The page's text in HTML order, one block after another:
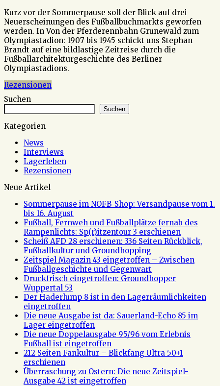
Kurz vor der Sommerpause soll der Blick auf drei
Neuerscheinungen des Fußballbuchmarkts geworfen
werden. In Von der Pferderennbahn Grunewald zum
Olympiastadion: 1907 bis 1945 schickt uns Stephan
Brandt auf eine bildlastige Zeitreise durch die
Fußballarchitekturgeschichte des Berliner
Olympiastadions.
Rezensionen
Suchen
Suchen
Kategorien
News
Interviews
Lagerleben
Rezensionen
Neue Artikel
Sommerpause im NOFB-Shop: Versandpause vom 1.
bis 16. August
Fußball, Fernweh und Fußballplätze fernab des
Rampenlichts: Sp(r)itzentour 3 erschienen
Scheiß AFD 28 erschienen: 336 Seiten Rückblick,
Fußballkultur und Groundhopping
Zeitspiel Magazin 43 eingetroffen – Zwischen
Fußballgeschichte und Gegenwart
Druckfrisch eingetroffen: Groundhopper
Wuppertal 53
Der Haderlump 8 ist in den Lagerräumlichkeiten
eingetroffen
Die neue Ausgabe ist da: Sauerland-Echo 85 im
Lager eingetroffen
Die neue Doppelausgabe 95/96 vom Erlebnis
Fußball ist eingetroffen
212 Seiten Fankultur – Blickfang Ultra 50+1
erschienen
Überraschung zu Ostern: Die neue Zeitspiel-
Ausgabe 42 ist eingetroffen